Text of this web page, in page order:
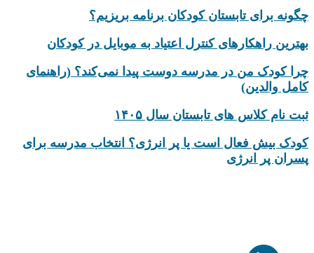
چگونه برای تابستان کودکان برنامه بریزیم؟
بهترین راهکارهای کنترل اعتیاد به موبایل در کودکان
چرا کودک من در مدرسه دوست پیدا نمی‌کند؟ (راهنمای
کامل والدین)
ثبت نام کلاس های تابستان سال ۱۴۰۵
کودک بیش‌ فعال است یا پر انرژی؟ انتخاب مدرسه برای
پسران پر انرژی